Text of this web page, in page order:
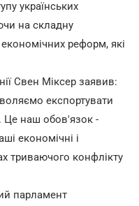
українських
на складну
реформ, які
Свен Міксер заявив:
експортувати
Це наш обов'язок -
економічні і
триваючого конфлікту
парламент